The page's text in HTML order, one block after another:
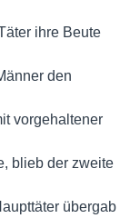
ihre Beute
den
vorgehaltener
blieb der zweite
übergab